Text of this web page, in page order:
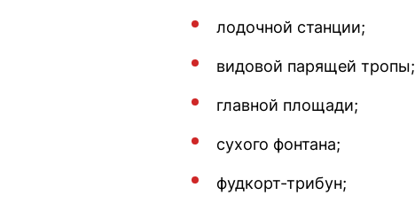
лодочной станции;
видовой парящей тропы;
главной площади;
сухого фонтана;
фудкорт-трибун;